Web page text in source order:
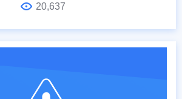
20,637